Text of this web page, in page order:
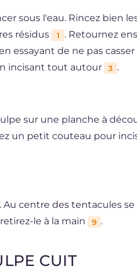
sous l'eau. Rincez bien
résidus
1
. Retournez
essayant de ne pas casser
incisant tout autour 3 .
sur une planche à
un petit couteau pour
centre des tentacules
le à la main 9 .
CUIT